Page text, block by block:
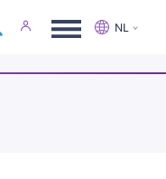
NL